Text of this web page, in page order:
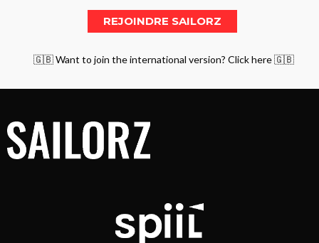
🇬🇧 Want to join the international version? Click here 🇬🇧